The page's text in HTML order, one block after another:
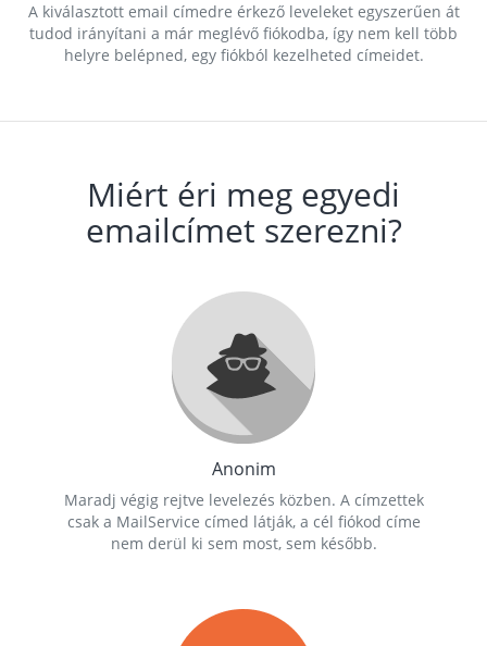
A kiválasztott email címedre érkező leveleket egyszerűen át
tudod irányítani a már meglévő fiókodba, így nem kell több
helyre belépned, egy fiókból kezelheted címeidet.
Miért éri meg egyedi
emailcímet szerezni?
Anonim
Maradj végig rejtve levelezés közben. A címzettek
csak a MailService címed látják, a cél fiókod címe
nem derül ki sem most, sem később.